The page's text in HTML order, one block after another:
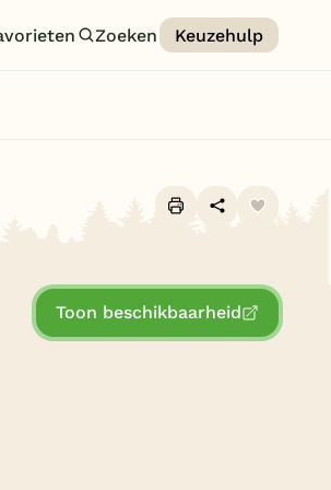
Zoeken Keuzehulp
Toon beschikbaarheid